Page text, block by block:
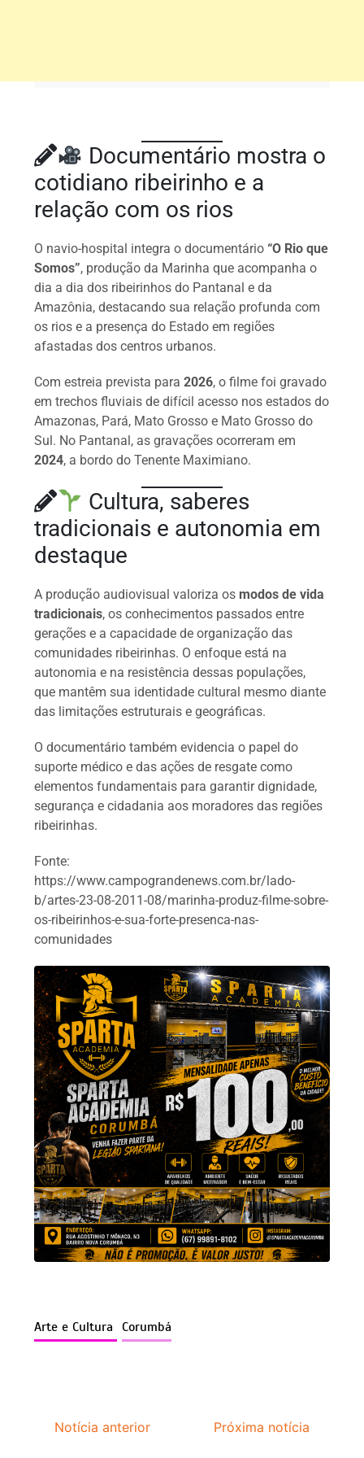
Documentário mostra o
cotidiano ribeirinho e a
relação com os rios
O navio-hospital integra o documentário “O Rio que
Somos”, produção da Marinha que acompanha o
dia a dia dos ribeirinhos do Pantanal e da
Amazônia, destacando sua relação profunda com
os rios e a presença do Estado em regiões
afastadas dos centros urbanos.
Com estreia prevista para2026, o filme foi gravado
em trechos fluviais de difícil acesso nos estados do
Amazonas, Pará, Mato Grosso e Mato Grosso do
Sul. No Pantanal, as gravações ocorreram em
2024, a bordo do Tenente Maximiano.
Cultura, saberes
tradicionais e autonomia em
destaque
A produção audiovisual valoriza os modos de vida
tradicionais, os conhecimentos passados entre
gerações e a capacidade de organização das
comunidades ribeirinhas. O enfoque está na
autonomia e na resistência dessas populações,
que mantêm sua identidade cultural mesmo diante
das limitações estruturais e geográficas.
O documentário também evidencia o papel do
suporte médico e das ações de resgate como
elementos fundamentais para garantir dignidade,
segurança e cidadania aos moradores das regiões
ribeirinhas.
Fonte:
https://www.campograndenews.com.br/lado-
b/artes-23-08-2011-08/marinha-produz-filme-sobre-
os-ribeirinhos-e-sua-forte-presenca-nas-
comunidades
Arte e Cultura Corumbá
Notícia anterior Próxima notícia